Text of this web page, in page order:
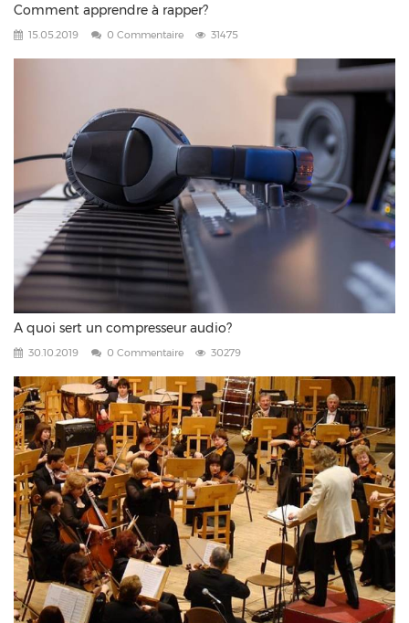
Comment apprendre à rapper?
15.05.2019 0 Commentaire 31475
A quoi sert un compresseur audio?
30.10.2019 0 Commentaire 30279